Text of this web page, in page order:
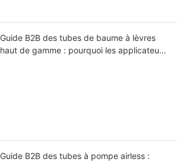
Guide B2B des tubes de baume à lèvres
haut de gamme : pourquoi les applicateurs
Guide B2B des tubes à pompe airless :